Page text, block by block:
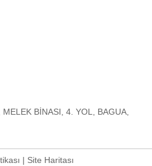
BİNASI, 4. YOL, BAGUA,
| Site Haritası